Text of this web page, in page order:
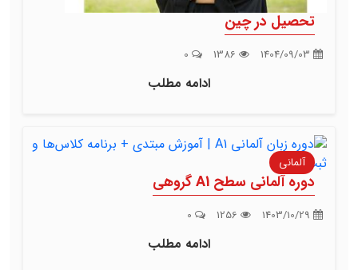
تحصیل در چین
ادامه مطلب
آلمانی
دوره آلمانی سطح A1 گروهی
ادامه مطلب